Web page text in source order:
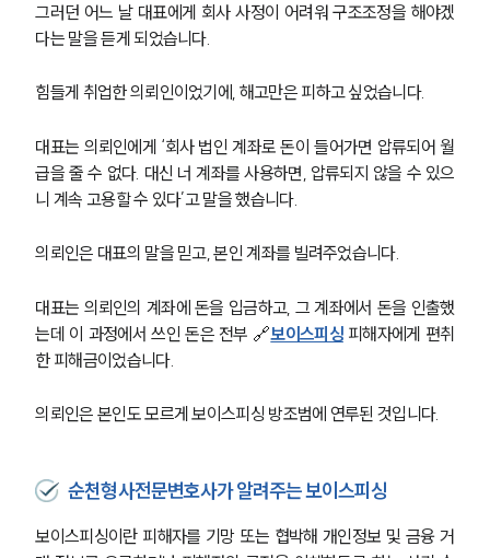
그러던 어느 날 대표에게 회사 사정이 어려워 구조조정을 해야겠
다는 말을 듣게 되었습니다.
힘들게 취업한 의뢰인이었기에, 해고만은 피하고 싶었습니다.
대표는 의뢰인에게 ‘회사 법인 계좌로 돈이 들어가면 압류되어 월
급을 줄 수 없다. 대신 너 계좌를 사용하면, 압류되지 않을 수 있으
니 계속 고용할 수 있다’고 말을 했습니다.
의뢰인은 대표의 말을 믿고, 본인 계좌를 빌려주었습니다.
대표는 의뢰인의 계좌에 돈을 입금하고, 그 계좌에서 돈을 인출했
는데 이 과정에서 쓰인 돈은 전부 🔗보이스피싱 피해자에게 편취
한 피해금이었습니다.
의뢰인은 본인도 모르게 보이스피싱 방조범에 연루된 것입니다.
순천형사전문변호사가 알려주는 보이스피싱
보이스피싱이란 피해자를 기망 또는 협박해 개인정보 및 금융 거